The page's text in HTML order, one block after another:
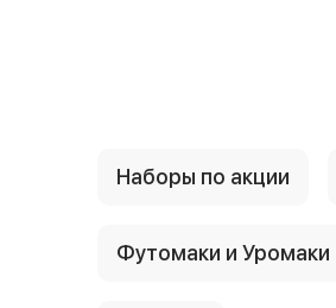
Наборы по акции
Футомаки и Уромаки